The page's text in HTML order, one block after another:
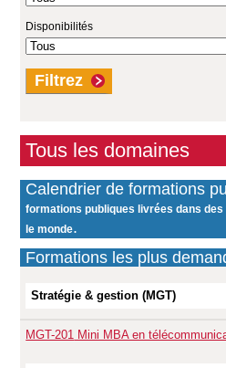
Disponibilités
Filtrez
Tous les domaines
Calendrier de formations
formations publiques livrées dans
le monde.
Formations les plus
Stratégie & gestion (MGT)
MGT-201 Mini MBA en